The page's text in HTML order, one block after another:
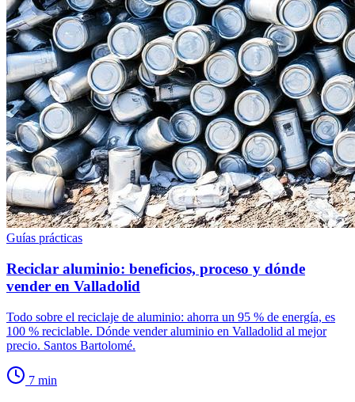
Guías prácticas
Reciclar aluminio: beneficios, proceso y dónde
vender en Valladolid
Todo sobre el reciclaje de aluminio: ahorra un 95 % de energía, es
100 % reciclable. Dónde vender aluminio en Valladolid al mejor
precio. Santos Bartolomé.
7 min